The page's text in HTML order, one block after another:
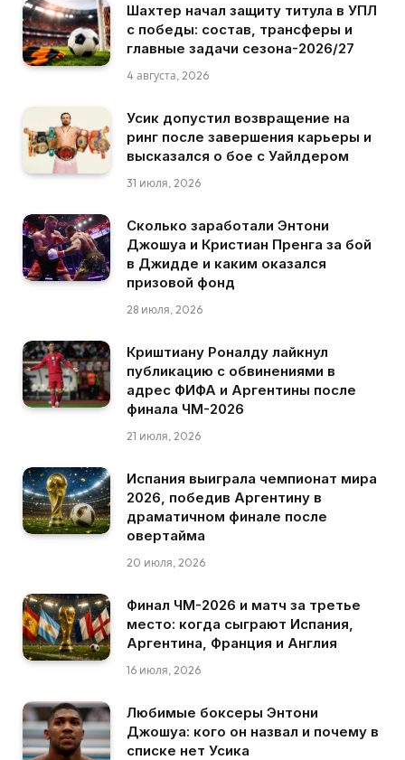
Шахтер начал защиту титула в УПЛ
с победы: состав, трансферы и
главные задачи сезона-2026/27
4 августа, 2026
Усик допустил возвращение на
ринг после завершения карьеры и
высказался о бое с Уайлдером
31 июля, 2026
Сколько заработали Энтони
Джошуа и Кристиан Пренга за бой
в Джидде и каким оказался
призовой фонд
28 июля, 2026
Криштиану Роналду лайкнул
публикацию с обвинениями в
адрес ФИФА и Аргентины после
финала ЧМ-2026
21 июля, 2026
Испания выиграла чемпионат мира
2026, победив Аргентину в
драматичном финале после
овертайма
20 июля, 2026
Финал ЧМ-2026 и матч за третье
место: когда сыграют Испания,
Аргентина, Франция и Англия
16 июля, 2026
Любимые боксеры Энтони
Джошуа: кого он назвал и почему в
списке нет Усика